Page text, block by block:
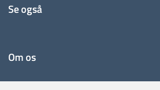
Se også
Om os